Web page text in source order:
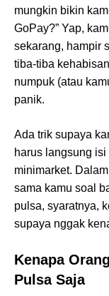
mungkin bikin
GoPay?” Yap,
sekarang, hampir
tiba-tiba
numpuk (atau
panik.
Ada trik supaya
harus langsung
minimarket.
sama kamu soal
pulsa, syaratnya,
supaya nggak
Kenapa
Pulsa Saja